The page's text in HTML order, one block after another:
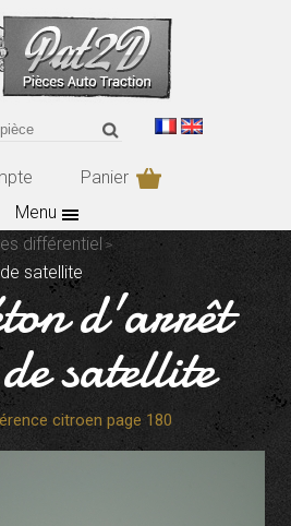
Panier
Menu
différentiel
satellite
d'arrêt
satellite
citroen page 180